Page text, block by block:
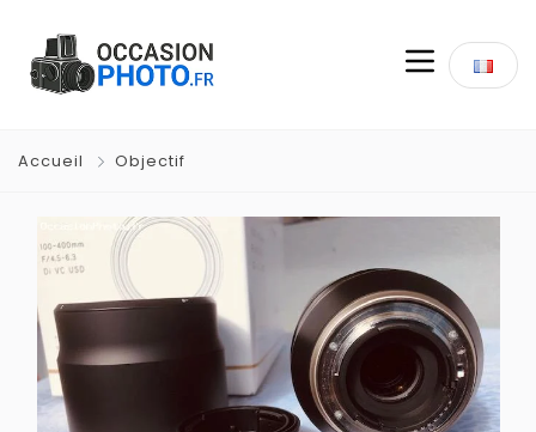
Accueil Objectif